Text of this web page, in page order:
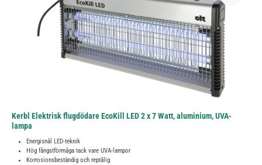
Kerbl Elektrisk flugdödare EcoKill LED 2 x 7 Watt, aluminium, UVA-
lampa
Energisnål LED-teknik
Hög fångstförmåga tack vare UVA-lampor
Korrosionsbeständig och reptålig